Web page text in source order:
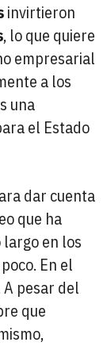
invirtieron
, lo que quiere
empresarial
a los
una
el Estado
dar cuenta
que ha
en los
En el
A pesar del
que